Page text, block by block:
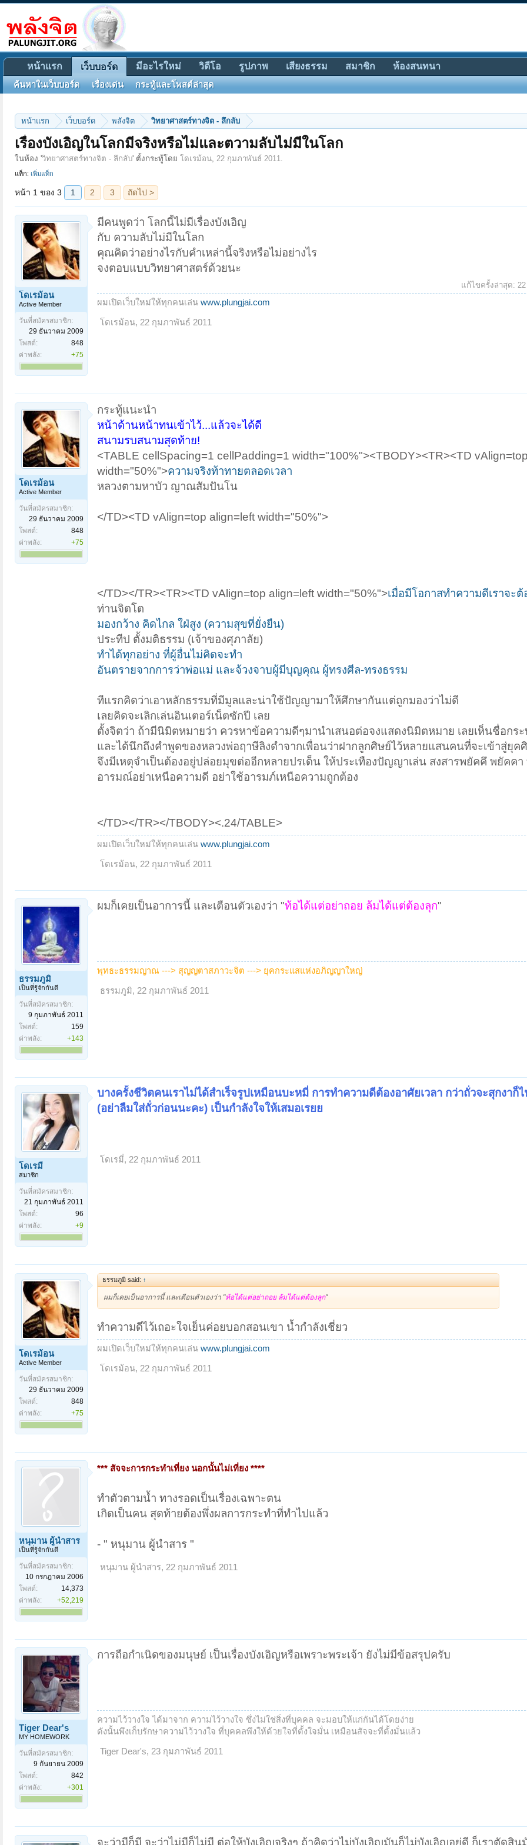
หน้าแรก เว็บบอร์ด พลังจิต วิทยาศาสตร์ทางจิต - ลึกลับ
เรื่องบังเอิญในโลกมีจริงหรือไม่และตวามลับไม่มีในโลก
ในห้อง 'วิทยาศาสตร์ทางจิต - ลึกลับ' ตั้งกระทู้โดย โดเรม้อน, 22 กุมภาพันธ์ 2011.
แท็ก: เพิ่มแท็ก
หน้า 1 ของ 3 1 2 ถัดไป >
โดเรม้อน
Active Member
วันที่สมัครสมาชิก:
29 ธันวาคม 2009
โพสต์:
848
ค่าพลัง:
+75
มีคนพูดว่า โลกนี้ไม่มีเรื่องบังเอิญ
กับ ความลับไม่มีในโลก
คุณคิดว่าอย่างไรกับคำเหล่านี้จริงหรือไม่อย่างไร
จงตอบแบบวิทยาศาสตร์ด้วยนะ
แก้ไขครั้งล่าสุด:
ผมเปิดเว็บใหม่ให้ทุกคนเล่น www.plungjai.com
โดเรม้อน, 22 กุมภาพันธ์ 2011
โดเรม้อน
Active Member
วันที่สมัครสมาชิก:
29 ธันวาคม 2009
โพสต์:
848
ค่าพลัง:
+75
กระทู้แนะนำ
หน้าด้านหน้าทนเข้าไว้...แล้วจะได้ดี
สนามรบสนามสุดท้าย!
<TABLE cellSpacing=1 cellPadding=1 width="100%"><TBODY><TR><TD
width="50%">ความจริงท้าทายตลอดเวลา
หลวงตามหาบัว ญาณสัมปันโน
</TD><TD vAlign=top align=left width="50%">
</TD></TR><TR><TD vAlign=top align=left width="50%">เมื่อมีโอกาสทำความดีเราจะต้
ท่านจิตโต
มองกว้าง คิดไกล ใฝ่สูง (ความสุขที่ยั่งยืน)
ประทีป ตั้งมติธรรม (เจ้าของศุภาลัย)
ทำได้ทุกอย่าง ที่ผู้อื่นไม่คิดจะทำ
อันตรายจากการว่าพ่อแม่ และจ้วงจาบผู้มีบุญคุณ ผู้ทรงศีล-ทรงธรรม
ทีแรกคิดว่าเอาหลักธรรมที่มีมูลและน่าใช้ปัญญามาให้ศึกษากันแต่ถูกมองว่าไม่ดี
เลยคิดจะเลิกเล่นอินเตอร์เน็ตซักปี เลย
ตั้งจิตว่า ถ้ามีนิมิตหมายว่า ควรหาข้อความดีๆมานำเสนอต่อจงแสดงนิมิตหมาย เลยเห็นชื่อกร
และได้นึกถึงคำพูดของหลวงพ่อฤาษีลิงดำจากเพื่อนว่าฝากลูกศิษย์ไว้หลายแสนคนที่จะเข้าสู่ยุค
จึงมีเหตุจำเป็นต้องอยู่ปล่อยมุขต่ออีกหลายปรเด็น ให้ประเทืองปัญญาเล่น สงสารพยัคคึ พยัคคา
อารมณ์อย่าเหนือความดี อย่าใช้อารมภ์เหนือความถูกต้อง
</TD></TR></TBODY><.24/TABLE>
ผมเปิดเว็บใหม่ให้ทุกคนเล่น www.plungjai.com
โดเรม้อน, 22 กุมภาพันธ์ 2011
ธรรมภูมิ
เป็นที่รู้จักกันดี
วันที่สมัครสมาชิก:
9 กุมภาพันธ์ 2011
โพสต์:
159
ค่าพลัง:
+143
ผมก็เคยเป็นอาการนี้ และเตือนตัวเองว่า "ท้อได้แต่อย่าถอย ล้มได้แต่ต้องลุก"
พุทธะธรรมญาณ ---> สุญญตาสภาวะจิต ---> ยุคกระแสแห่งอภิญญาใหญ่
ธรรมภูมิ, 22 กุมภาพันธ์ 2011
โดเรมี่
สมาชิก
วันที่สมัครสมาชิก:
21 กุมภาพันธ์ 2011
โพสต์:
96
ค่าพลัง:
+9
บางครั้งชีวิตคนเราไม่ได้สำเร็จรูปเหมือนบะหมี่ การทำความดีต้องอาศัยเวลา กว่าถั่วจะสุกงาก็
(อย่าลืมใส่ถั่วก่อนนะคะ) เป็นกำลังใจให้เสมอเรยย
โดเรมี่, 22 กุมภาพันธ์ 2011
โดเรม้อน
Active Member
วันที่สมัครสมาชิก:
29 ธันวาคม 2009
โพสต์:
848
ค่าพลัง:
+75
ธรรมภูมิ said: ↑
ผมก็เคยเป็นอาการนี้ และเตือนตัวเองว่า "ท้อได้แต่อย่าถอย ล้มได้แต่ต้องลุก"
ทำความดีไว้เถอะใจเย็นค่อยบอกสอนเขา น้ำกำลังเชี่ยว
ผมเปิดเว็บใหม่ให้ทุกคนเล่น www.plungjai.com
โดเรม้อน, 22 กุมภาพันธ์ 2011
หนุมาน ผู้นำสาร
เป็นที่รู้จักกันดี
วันที่สมัครสมาชิก:
10 กรกฎาคม 2006
โพสต์:
14,373
ค่าพลัง:
+52,219
*** สัจจะการกระทำเที่ยง นอกนั้นไม่เที่ยง ****
ทำตัวตามน้ำ ทางรอดเป็นเรื่องเฉพาะตน
เกิดเป็นคน สุดท้ายต้องพึ่งผลการกระทำที่ทำไปแล้ว
- " หนุมาน ผู้นำสาร "
หนุมาน ผู้นำสาร, 22 กุมภาพันธ์ 2011
Tiger Dear's
MY HOMEWORK
วันที่สมัครสมาชิก:
9 กันยายน 2009
โพสต์:
842
ค่าพลัง:
+301
การถือกำเนิดของมนุษย์ เป็นเรื่องบังเอิญหรือเพราะพระเจ้า ยังไม่มีข้อสรุปครับ
ความไว้วางใจ ได้มาจาก ความไว้วางใจ ซึ่งไม่ใช่สิ่งที่บุคคล จะมอบให้แก่กันได้โดยง่าย
ดังนั้นพึงเก็บรักษาความไว้วางใจ ที่บุคคลพึงให้ด้วยใจที่ตั้งใจมั่น เหมือนสัจจะที่ตั้งมั่นแล้ว
Tiger Dear's, 23 กุมภาพันธ์ 2011
จะว่ามีก็มี จะว่าไม่มีก็ไม่มี ต่อให้บังเอิญจริงๆ ถ้าคิดว่าไม่บังเอิญมันก็ไม่บังเอิญอยู่ดี ก็เราตัดสิ
หน้าแรก เว็บบอร์ด
ค้นหาในเว็บบอร์ด เรื่องเด่น กระทู้และโพสต์ล่าสุด
มีอะไรใหม่ วิดีโอ รูปภาพ เสียงธรรม สมาชิก ห้องสนทนา